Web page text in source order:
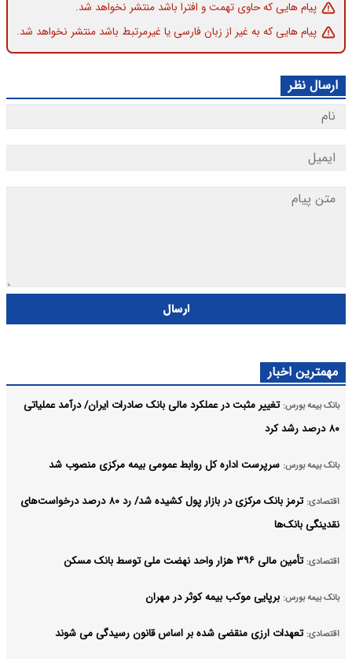
پیام هایی که حاوی تهمت و افترا باشد منتشر نخواهد شد.
پیام هایی که به غیر از زبان فارسی یا غیرمرتبط باشد منتشر نخواهد شد.
ارسال نظر
ارسال
مهمترین اخبار
بانک بیمه بورس: تغییر مثبت در عملکرد مالی بانک صادرات ایران/ درآمد عملیاتی
۸۰ درصد رشد کرد
بانک بیمه بورس: سرپرست اداره کل روابط عمومی بیمه مرکزی منصوب شد
اقتصادی:
ترمز بانک مرکزی در بازار پول کشیده شد/ رد ۸۰ درصد درخواست‌های
نقدینگی بانک‌ها
اقتصادی: تأمین مالی ۳۹۶ هزار واحد نهضت ملی توسط بانک مسکن
بانک بیمه بورس: برپایی موکب بیمه کوثر در مهران
اقتصادی: تعهدات ارزی منقضی شده بر اساس قانون رسیدگی می شوند